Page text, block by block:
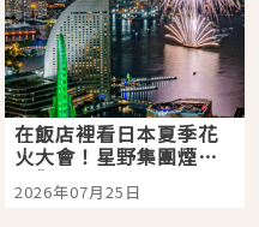
在飯店裡看日本夏季花
火大會！星野集團煙火
景觀飯店6選，讓你不用
人擠人悠閒欣賞
2026年07月25日